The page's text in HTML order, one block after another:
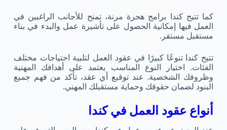
كما تتيح كندا برامج هجرة مرنة، تمنح للأجانب الراغبين في
العمل فيها إمكانية الحصول على تأشيرة عمل والبدء في بناء
مستقبل مستقر.
تتيح كندا تنوعًا كبيرًا في عقود العمل لتلبية احتياجات مختلف
الفئات. اختيار النوع المناسب يعتمد على أهدافك المهنية
وظروفك الشخصية. عند توقيع أي عقد، تأكد من فهم جميع
البنود لضمان حقوقك وحماية مستقبلك المهني.
أنواع عقود العمل في كندا